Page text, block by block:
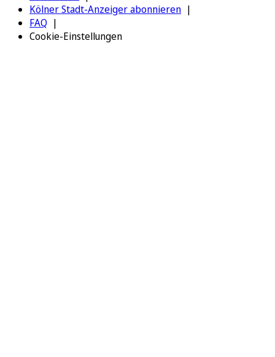
Kölner Stadt-Anzeiger abonnieren
FAQ
Cookie-Einstellungen